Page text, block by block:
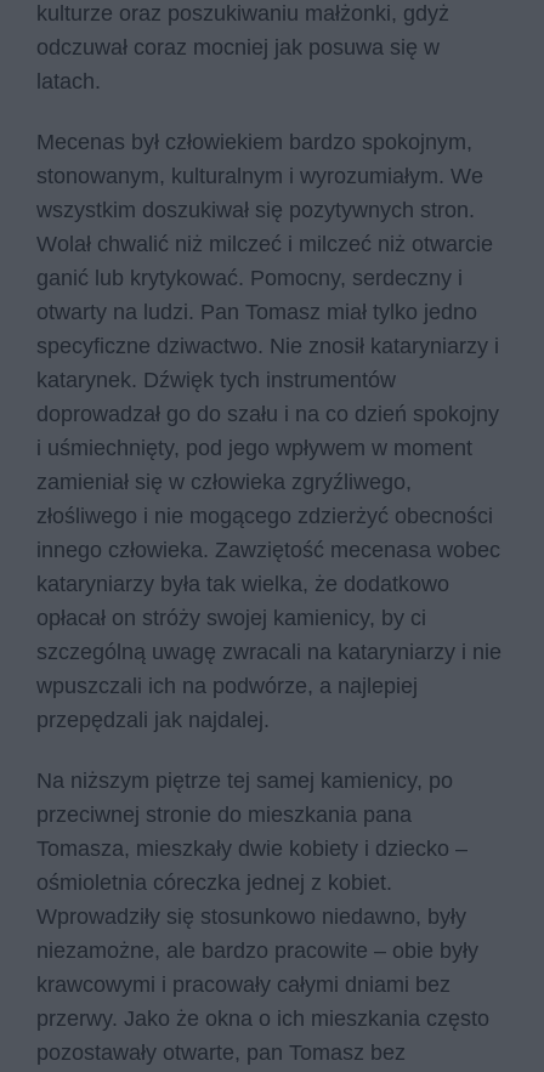
kulturze oraz poszukiwaniu małżonki, gdyż
odczuwał coraz mocniej jak posuwa się w
latach.
Mecenas był człowiekiem bardzo spokojnym,
stonowanym, kulturalnym i wyrozumiałym. We
wszystkim doszukiwał się pozytywnych stron.
Wolał chwalić niż milczeć i milczeć niż otwarcie
ganić lub krytykować. Pomocny, serdeczny i
otwarty na ludzi. Pan Tomasz miał tylko jedno
specyficzne dziwactwo. Nie znosił kataryniarzy i
katarynek. Dźwięk tych instrumentów
doprowadzał go do szału i na co dzień spokojny
i uśmiechnięty, pod jego wpływem w moment
zamieniał się w człowieka zgryźliwego,
złośliwego i nie mogącego zdzierżyć obecności
innego człowieka. Zawziętość mecenasa wobec
kataryniarzy była tak wielka, że dodatkowo
opłacał on stróży swojej kamienicy, by ci
szczególną uwagę zwracali na kataryniarzy i nie
wpuszczali ich na podwórze, a najlepiej
przepędzali jak najdalej.
Na niższym piętrze tej samej kamienicy, po
przeciwnej stronie do mieszkania pana
Tomasza, mieszkały dwie kobiety i dziecko –
ośmioletnia córeczka jednej z kobiet.
Wprowadziły się stosunkowo niedawno, były
niezamożne, ale bardzo pracowite – obie były
krawcowymi i pracowały całymi dniami bez
przerwy. Jako że okna o ich mieszkania często
pozostawały otwarte, pan Tomasz bez